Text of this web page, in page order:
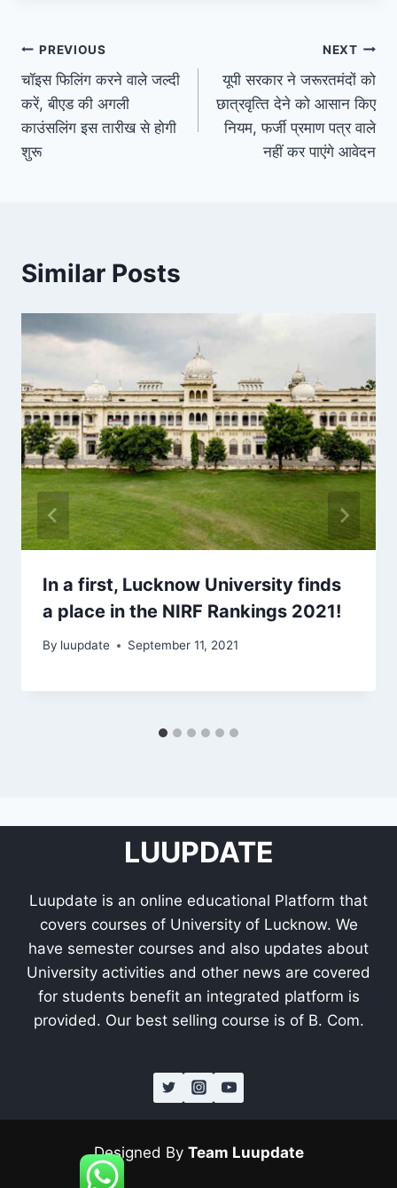
Post
navigation
PREVIOUS
चॉइस फिलिंग करने वाले जल्दी
करें, बीएड की अगली
काउंसलिंग इस तारीख से होगी
शुरू
NEXT
यूपी सरकार ने जरूरतमंदों को
छात्रवृत्‍त‍ि देने को आसान क‍िए
न‍ियम, फर्जी प्रमाण पत्र वाले
नहीं कर पाएंगे आवेदन
Similar Posts
In a first, Lucknow University finds
a place in the NIRF Rankings 2021!
By luupdate September 11, 2021
LUUPDATE
Luupdate is an online educational Platform that
covers courses of University of Lucknow. We
have semester courses and also updates about
University activities and other news are covered
for students benefit an integrated platform is
provided. Our best selling course is of B. Com.
Designed By Team Luupdate